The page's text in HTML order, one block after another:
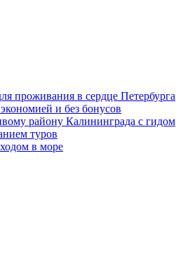
проживания в сердце Петербурга
и без бонусов
району Калининграда с гидом
туров
в море